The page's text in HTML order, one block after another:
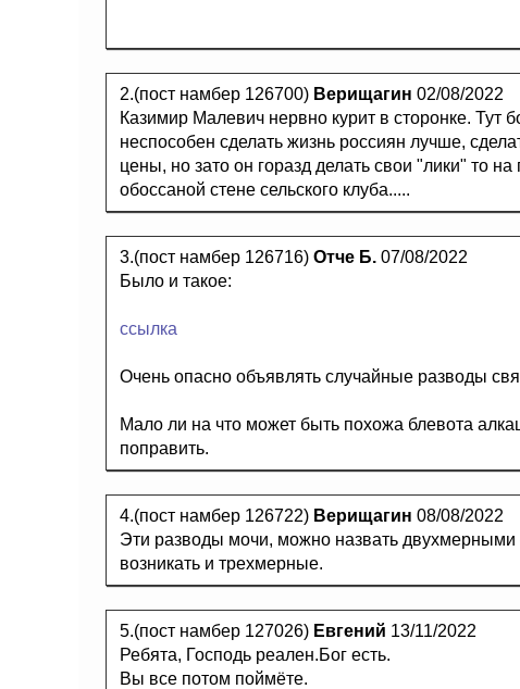
2.(пост намбер 126700) Верищагин 02/08/2022
Казимир Малевич нервно курит в сторонке. Тут
неспособен сделать жизнь россиян лучше,
цены, но зато он горазд делать свои "лики" то
обоссаной стене сельского клуба.....
3.(пост намбер 126716) Отче Б. 07/08/2022
Было и такое:
ссылка
Очень опасно объявлять случайные разводы
Мало ли на что может быть похожа блевота
поправить.
4.(пост намбер 126722) Верищагин 08/08/2022
Эти разводы мочи, можно назвать двухмерными
возникать и трехмерные.
5.(пост намбер 127026) Евгений 13/11/2022
Ребята, Господь реален.Бог есть.
Вы все потом поймёте.